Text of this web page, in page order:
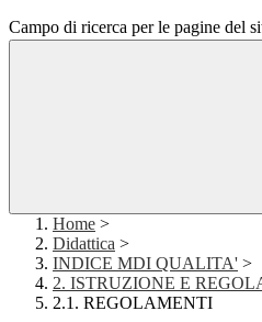
Campo di ricerca per le pagine del
Home >
Didattica >
INDICE MDI QUALITA' >
2. ISTRUZIONE E
2.1. REGOLAMENTI